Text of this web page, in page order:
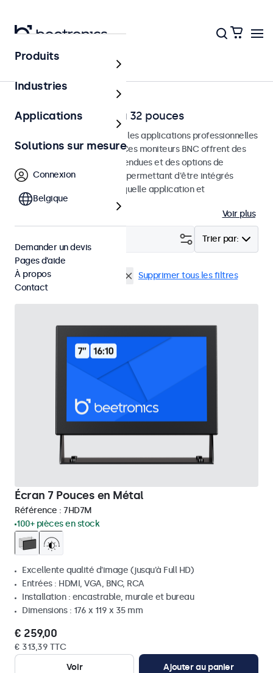
Accueil
Moniteurs BNC de 7 à 32 pouces
Moniteurs BNC conçus pour les applications professionnelles
et une utilisation continue. Ces moniteurs BNC offrent des
options de configuration étendues et des options de
montage polyvalentes, leur permettant d'être intégrés
facilement dans n'importe quelle application et
environnement.
Voir plus
Trier par:
BNC (CVBS) Supprimer tous les filtres
Écran 7 Pouces en Métal
Référence : 7HD7M
100+ pièces en stock
Excellente qualité d'image (jusqu'à Full HD)
Entrées : HDMI, VGA, BNC, RCA
Installation : encastrable, murale et bureau
Dimensions : 176 x 119 x 35 mm
€ 259,00
€ 313,39 TTC
Voir
Ajouter au panier
Produits
Industries
Applications
Solutions sur mesure
Connexion
Belgique
Demander un devis
Pages d’aide
À propos
Contact